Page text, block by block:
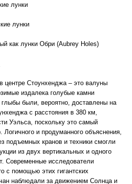
лунки
лунки
как лунки Обри (Aubrey Holes)
центре Стоунхенджа – это валуны
издалека голубые камни
были, вероятно, доставлены на
с расстояния в 380 км,
Уэльса, поскольку это самый
и продуманного объяснения,
подъемных кранов и техники смогли
из двух вертикальных и одного
Современные исследователи
с помощью этих гигантских
наблюдали за движением Солнца и